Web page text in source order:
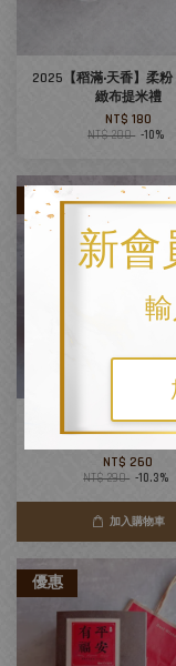
新會
2025【稻滿‧天香】柔
緻布提米禮
NT$ 180
NT$ 200 -10%
優惠
2025【穗滿‧福滿稻】
NT$ 260
NT$ 290 -10.3%
加入購物車
優惠